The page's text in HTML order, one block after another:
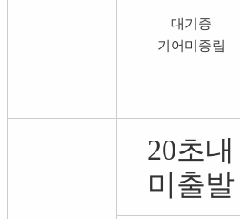
대기중
기어미중립
20초내
미출발